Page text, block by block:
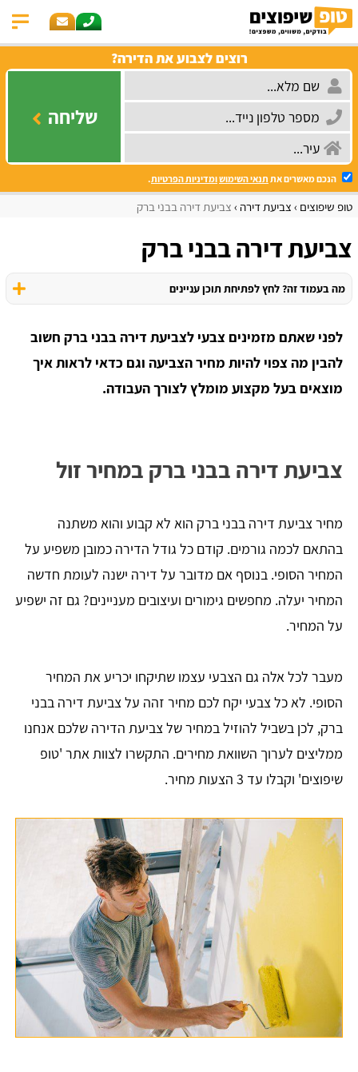
רוצים לצבוע את הדירה?
שליחה
הנכם מאשרים את תנאי השימושומדיניות הפרטיות.
טופ שיפוצים צביעת דירה צביעת דירה בבני ברק
צביעת דירה בבני ברק
מה בעמוד זה? לחץ לפתיחת תוכן עניינים
לפני שאתם מזמינים צבעי לצביעת דירה בבני ברק חשוב
להבין מה צפוי להיות מחיר הצביעה וגם כדאי לראות איך
מוצאים בעל מקצוע מומלץ לצורך העבודה.
צביעת דירה בבני ברק במחיר זול
מחיר צביעת דירה בבני ברק הוא לא קבוע והוא משתנה
בהתאם לכמה גורמים. קודם כל גודל הדירה כמובן משפיע על
המחיר הסופי. בנוסף אם מדובר על דירה ישנה לעומת חדשה
המחיר יעלה. מחפשים גימורים ועיצובים מעניינים? גם זה ישפיע
על המחיר.
מעבר לכל אלה גם הצבעי עצמו שתיקחו יכריע את המחיר
הסופי. לא כל צבעי יקח לכם מחיר זהה על צביעת דירה בבני
ברק, לכן בשביל להוזיל במחיר של צביעת הדירה שלכם אנחנו
ממליצים לערוך השוואת מחירים. התקשרו לצוות אתר 'טופ
שיפוצים' וקבלו עד 3 הצעות מחיר.